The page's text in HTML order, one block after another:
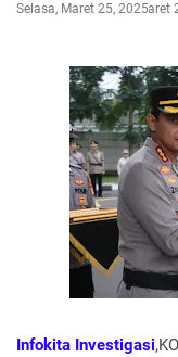
Selasa, Maret 25, 2025Maret
Infokita Investigasi